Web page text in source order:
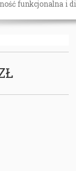
funkcjonalna i